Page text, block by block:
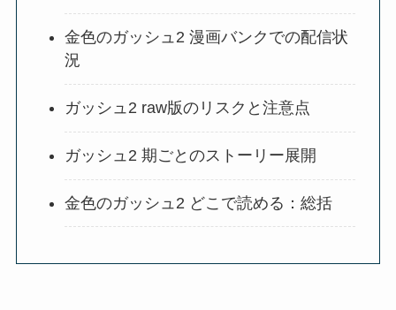
金色のガッシュ2 漫画バンクでの配信状
況
ガッシュ2 raw版のリスクと注意点
ガッシュ2 期ごとのストーリー展開
金色のガッシュ2 どこで読める：総括